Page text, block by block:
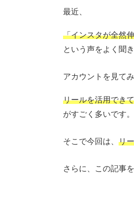
最近、
「インスタが全然
という声をよく聞き
アカウントを見てみ
リールを活用でき
がすごく多いです。
そこで今回は、 リ
さらに、この記事